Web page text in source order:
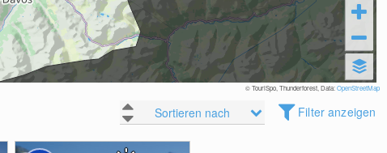
© TouriSpo, Thunderforest, Data:OpenStreetMap
Sortieren nach Filter anzeigen